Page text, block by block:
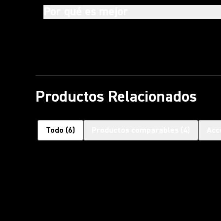
Productos Relacionados
Todo (6)